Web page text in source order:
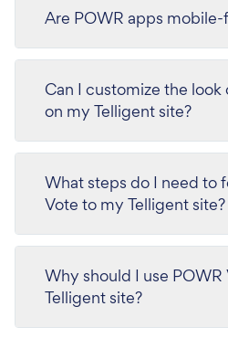
Are POWR apps
Can I customize the
on my Telligent site?
What steps do I need to
Vote to my Telligent site?
Why should I use POWR
Telligent site?